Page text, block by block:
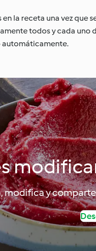
la receta una vez
todos y cada uno
automáticamente.
modifica y